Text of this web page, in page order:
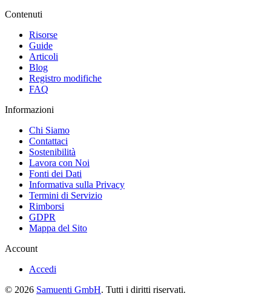
Contenuti
Risorse
Guide
Articoli
Blog
Registro modifiche
FAQ
Informazioni
Chi Siamo
Contattaci
Sostenibilità
Lavora con Noi
Fonti dei Dati
Informativa sulla Privacy
Termini di Servizio
Rimborsi
GDPR
Mappa del Sito
Account
Accedi
© 2026 Samuenti GmbH. Tutti i diritti riservati.